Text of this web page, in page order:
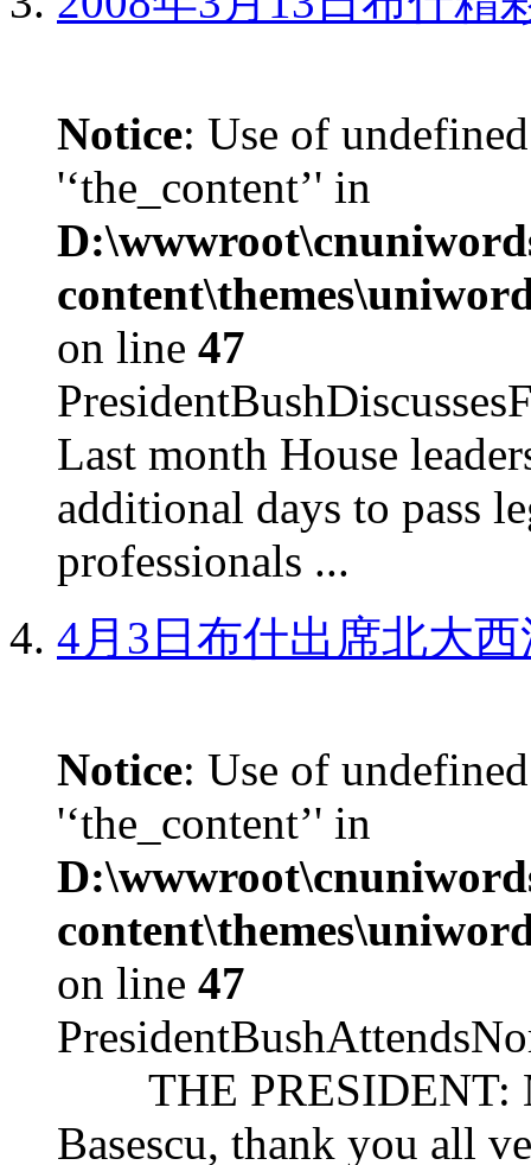
Notice: Use of
'‘the_content’' in
on line 47
Last month House
additional days to pass
professionals ...
4月3日布什出席北大
Notice: Use of
'‘the_content’' in
on line 47
THE PRESIDENT:
Basescu, thank you all